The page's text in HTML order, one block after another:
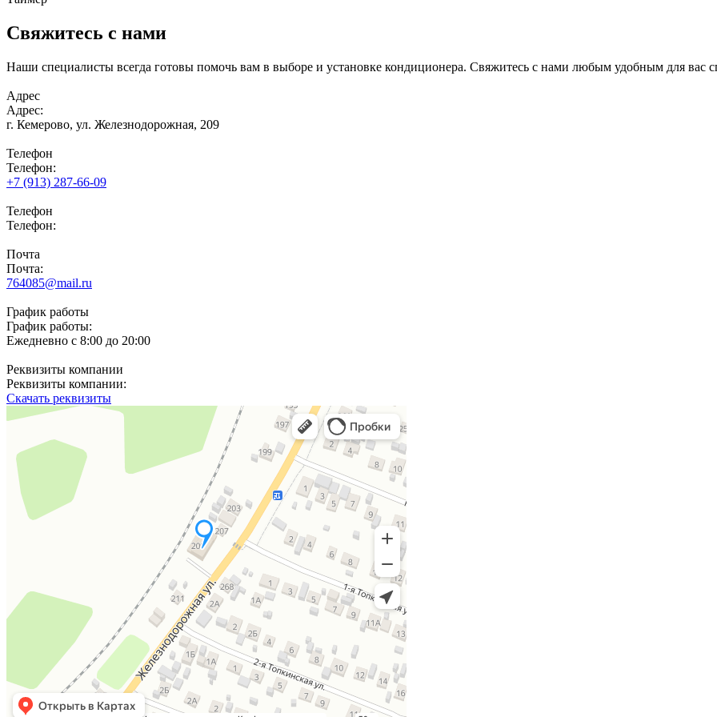
Свяжитесь с нами
Наши специалисты всегда готовы помочь вам в выборе и установке кондиционера. Свяжитесь с нами любым удобным для вас
Адрес
Адрес:
г. Кемерово, ул. Железнодорожная, 209
Телефон
Телефон:
+7 (913) 287-66-09
Телефон
Телефон:
Почта
Почта:
764085@mail.ru
График работы
График работы:
Ежедневно с 8:00 до 20:00
Реквизиты компании
Реквизиты компании:
Скачать реквизиты